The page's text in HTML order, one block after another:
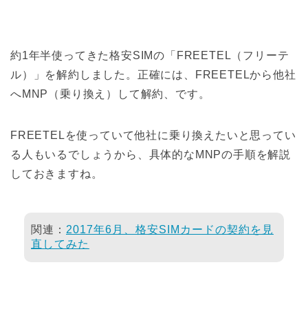
約1年半使ってきた格安SIMの「FREETEL（フリーテ
ル）」を解約しました。正確には、FREETELから他社
へMNP（乗り換え）して解約、です。
FREETELを使っていて他社に乗り換えたいと思ってい
る人もいるでしょうから、具体的なMNPの手順を解説
しておきますね。
関連： 2017年6月、格安SIMカードの契約を見
直してみた